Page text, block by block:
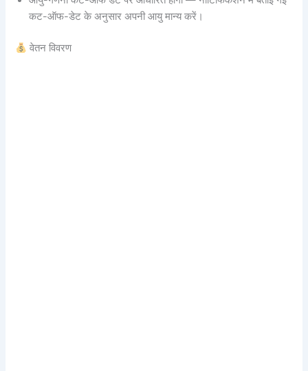
कट-ऑफ-डेट के अनुसार अपनी आयु मान्य करें।
वेतन विवरण